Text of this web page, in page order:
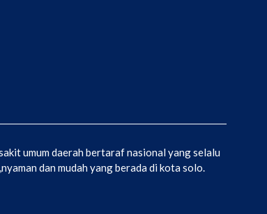
umum daerah bertaraf nasional yang selalu
dan mudah yang berada di kota solo.